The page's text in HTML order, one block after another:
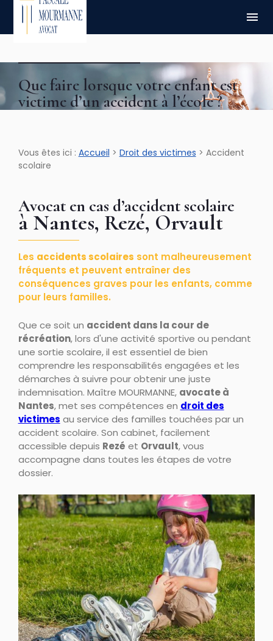
menu
Que faire lorsque votre enfant est
victime d’un accident à l’école ?
Vous êtes ici : Accueil > Droit des victimes > Accident
scolaire
Avocat en cas d’accident scolaire
à Nantes, Rezé, Orvault
Les accidents scolaires sont malheureusement
fréquents et peuvent entraîner des
conséquences graves pour les enfants, comme
pour leurs familles.
Que ce soit un accident dans la cour de
récréation, lors d'une activité sportive ou pendant
une sortie scolaire, il est essentiel de bien
comprendre les responsabilités engagées et les
démarches à suivre pour obtenir une juste
indemnisation. Maître MOURMANNE, avocate à
Nantes, met ses compétences en droit des
victimes au service des familles touchées par un
accident scolaire. Son cabinet, facilement
accessible depuis Rezé et Orvault, vous
accompagne dans toutes les étapes de votre
dossier.
Panneau de gestion des cookies